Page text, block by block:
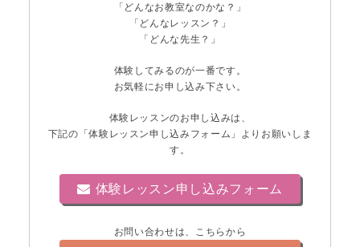
「どんなお教室なのかな？」
「どんなレッスン？」
「どんな先生？」
体験してみるのが一番です。
お気軽にお申し込み下さい。
体験レッスンのお申し込みは、
下記の「体験レッスン申し込みフォーム」よりお願いしま
す。
体験レッスン申し込みフォーム
お問い合わせは、こちらから